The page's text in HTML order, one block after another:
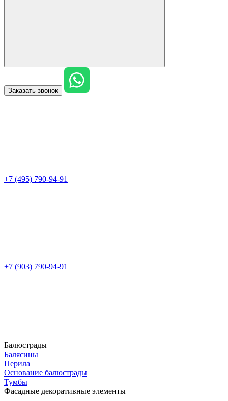
Заказать звонок
+7 (495) 790-94-91
+7 (903) 790-94-91
Балюстрады
Балясины
Перила
Основание балюстрады
Тумбы
Фасадные декоративные элементы